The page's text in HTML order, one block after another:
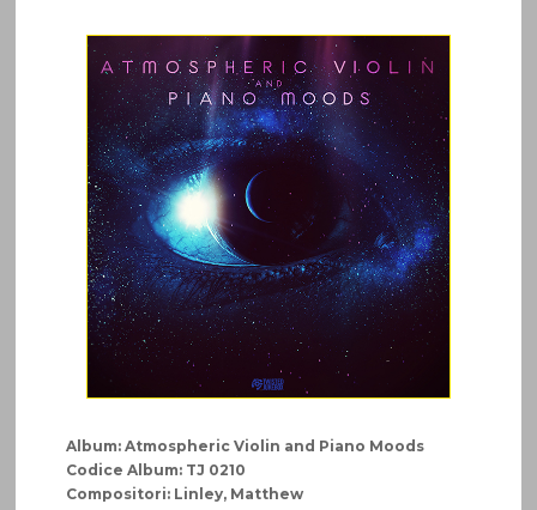
Album: Atmospheric Violin and Piano Moods
Codice Album: TJ 0210
Compositori: Linley, Matthew